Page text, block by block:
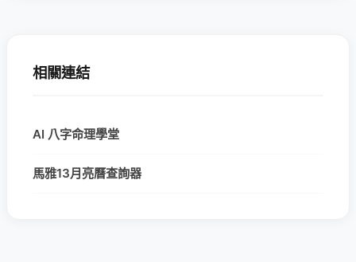
相關連結
AI 八字命理學堂
馬雅13月亮曆查詢器